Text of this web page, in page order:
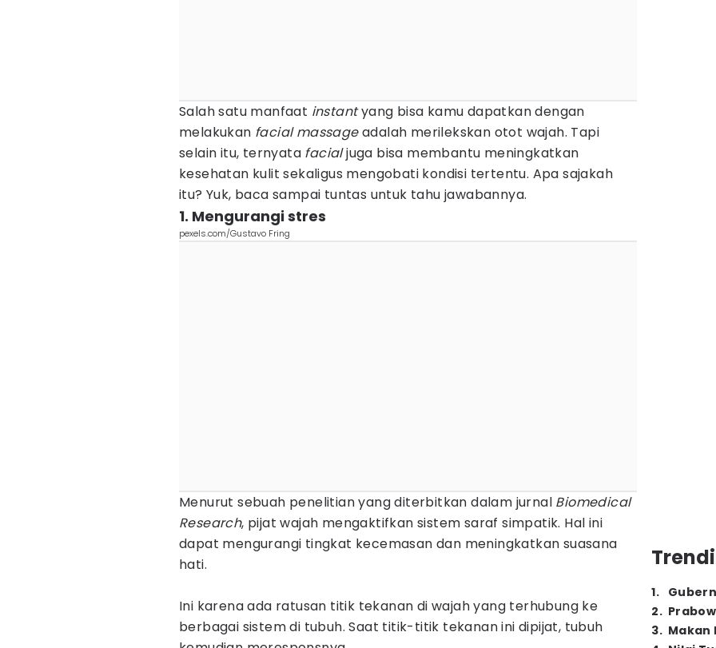
Salah satu manfaat instantyang bisa kamu dapatkan dengan
melakukan facial massageadalah merilekskan otot wajah. Tapi
selain itu, ternyata facialjuga bisa membantu meningkatkan
kesehatan kulit sekaligus mengobati kondisi tertentu. Apa sajakah
itu? Yuk, baca sampai tuntas untuk tahu jawabannya.
1. Mengurangi stres
pexels.com/Gustavo Fring
Menurut sebuah penelitian yang diterbitkan dalam jurnal Biomedical
Research, pijat wajah mengaktifkan sistem saraf simpatik. Hal ini
dapat mengurangi tingkat kecemasan dan meningkatkan suasana
hati.
Ini karena ada ratusan titik tekanan di wajah yang terhubung ke
berbagai sistem di tubuh. Saat titik-titik tekanan ini dipijat, tubuh
1.
2.
3. Makan